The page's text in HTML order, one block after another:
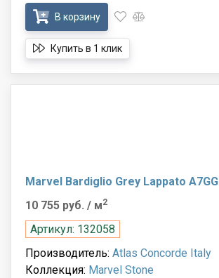
В корзину
Купить в 1 клик
Marvel Bardiglio Grey Lappato A7GG
10 755 руб. / м2
Артикул: 132058
Производитель: Atlas Concorde Italy
Коллекция: Marvel Stone